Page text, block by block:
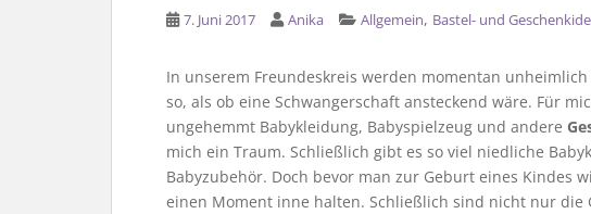
7. Juni 2017 Anika Allgemein, Bastel- und
In unserem Freundeskreis werden momentan
so, als ob eine Schwangerschaft ansteckend wäre. Für
ungehemmt Babykleidung, Babyspielzeug und andere
mich ein Traum. Schließlich gibt es so viel niedliche
Babyzubehör. Doch bevor man zur Geburt eines Kindes
einen Moment inne halten. Schließlich sind nicht nur die